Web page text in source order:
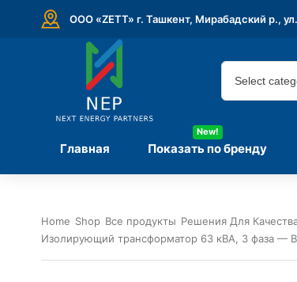
ООО «ZETT» г. Ташкент, Мирабадский р.,
Главная Показать по бренду
New!
Home Shop Все продукты Решения Для
Изолирующий трансформатор 63 кВА, 3 фаза —